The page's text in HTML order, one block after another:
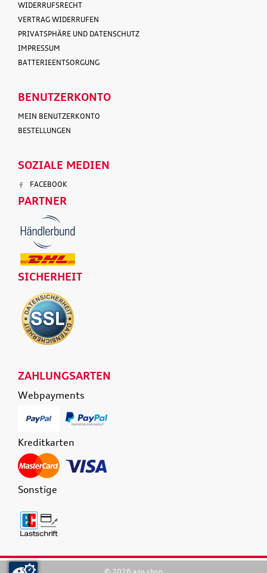
WIDERRUFSRECHT
VERTRAG WIDERRUFEN
PRIVATSPHÄRE UND DATENSCHUTZ
IMPRESSUM
BATTERIEENTSORGUNG
BENUTZERKONTO
MEIN BENUTZERKONTO
BESTELLUNGEN
SOZIALE MEDIEN
FACEBOOK
PARTNER
SICHERHEIT
ZAHLUNGSARTEN
Webpayments
Kreditkarten
Sonstige